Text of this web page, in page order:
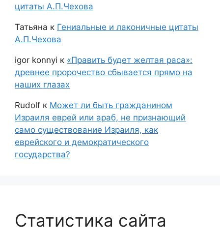
цитаты А.П.Чехова
Татьяна к Гениальные и лаконичные цитаты
А.П.Чехова
igor konnyi к «Править будет желтая раса»:
древнее пророчество сбывается прямо на
наших глазах
Rudolf к Может ли быть гражданином
Израиля еврей или араб, не признающий
само существование Израиля, как
еврейского и демократического
государства?
Статистика сайта